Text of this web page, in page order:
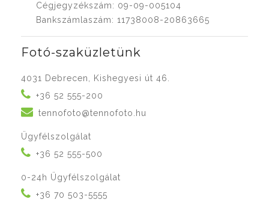
Cégjegyzékszám: 09-09-005104
Bankszámlaszám: 11738008-20863665
Fotó-szaküzletünk
4031 Debrecen, Kishegyesi út 46.
+36 52 555-200
tennofoto@tennofoto.hu
Ügyfélszolgálat
+36 52 555-500
0-24h Ügyfélszolgálat
+36 70 503-5555